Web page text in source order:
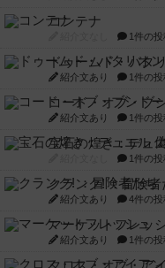
コンテナ
1件の投
ドゥームド・バタ
紹介文あり 1件の投
コード・オブ・ブ
紹介文あり 1件の投
宝石の煌き：デュ
1件の投
クランク! ：冒険者
紹介文あり 4件の投
マーケットフレッ
紹介文あり 1件の投